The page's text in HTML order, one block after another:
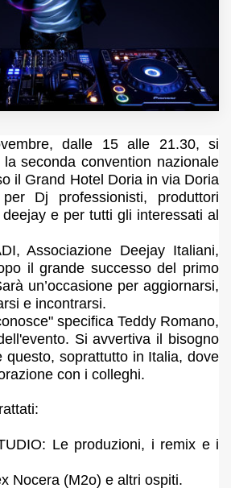
De
(Italia)
dalle 15 alle 21.30, si
seconda convention nazionale
il Grand Hotel Doria in via Doria
Dj professionisti, produttori
e per tutti gli interessati al
Associazione Deejay Italiani,
il grande successo del primo
un’occasione per aggiornarsi,
e incontrarsi.
specifica Teddy Romano,
Si avvertiva il bisogno
questo, soprattutto in Italia, dove
con i colleghi.
Le produzioni, i remix e i
Nocera (M2o) e altri ospiti.